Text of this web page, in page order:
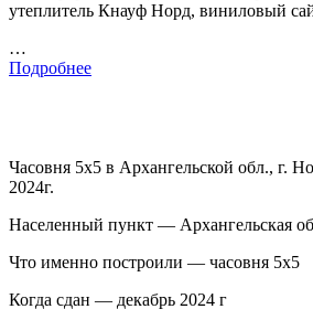
утеплитель Кнауф Норд, виниловый
…
Подробнее
Часовня 5х5 в Архангельской обл., г.
2024г.
Населенный пункт — Архангельская
Что именно построили — часовня 5х5
Когда сдан — декабрь 2024 г